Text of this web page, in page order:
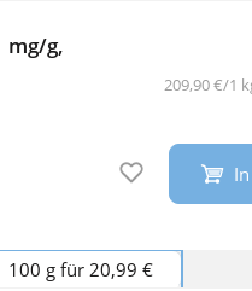
mg/g,
209,90 €/1
Auf den
100 g für 20,99 €